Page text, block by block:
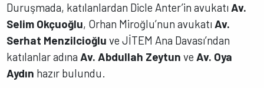
Duruşmada, katılanlardan Dicle Anter’in avukatı Av.
Selim Okçuoğlu, Orhan Miroğlu’nun avukatı Av.
Serhat Menzilcioğlu ve JİTEM Ana Davası’ndan
katılanlar adına Av. Abdullah Zeytunve Av. Oya
Aydın hazır bulundu.